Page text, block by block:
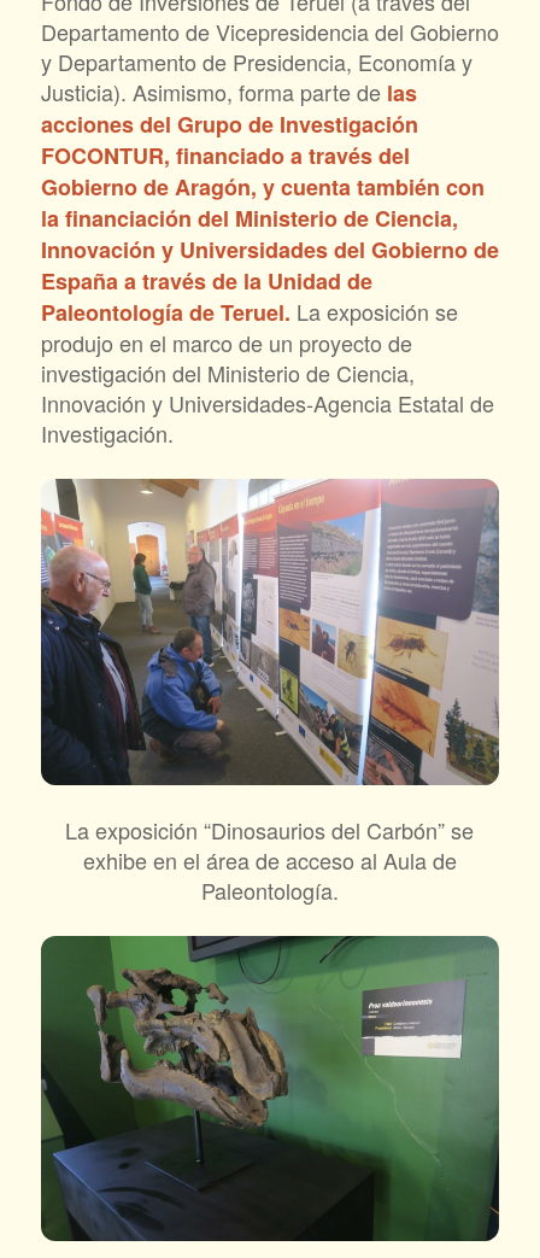
Departamento de Vicepresidencia del Gobierno
y Departamento de Presidencia, Economía y
Justicia). Asimismo, forma parte de las
acciones del Grupo de Investigación
FOCONTUR, financiado a través del
Gobierno de Aragón, y cuenta también con
la financiación del Ministerio de Ciencia,
Innovación y Universidades del Gobierno de
España a través de la Unidad de
Paleontología de Teruel. La exposición se
produjo en el marco de un proyecto de
investigación del Ministerio de Ciencia,
Innovación y Universidades-Agencia Estatal de
Investigación.
La exposición “Dinosaurios del Carbón” se
exhibe en el área de acceso al Aula de
Paleontología.